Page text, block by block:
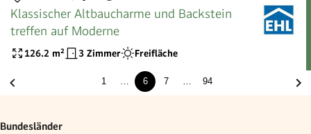
Klassischer Altbaucharme und Backstein
treffen auf Moderne
126.2 m² 3 Zimmer Freifläche
1 … 6 7 … 94
Bundesländer